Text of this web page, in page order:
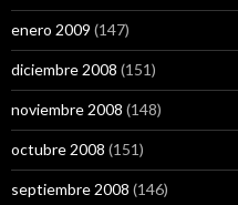
enero 2009 (147)
diciembre 2008 (151)
noviembre 2008 (148)
octubre 2008 (151)
septiembre 2008 (146)